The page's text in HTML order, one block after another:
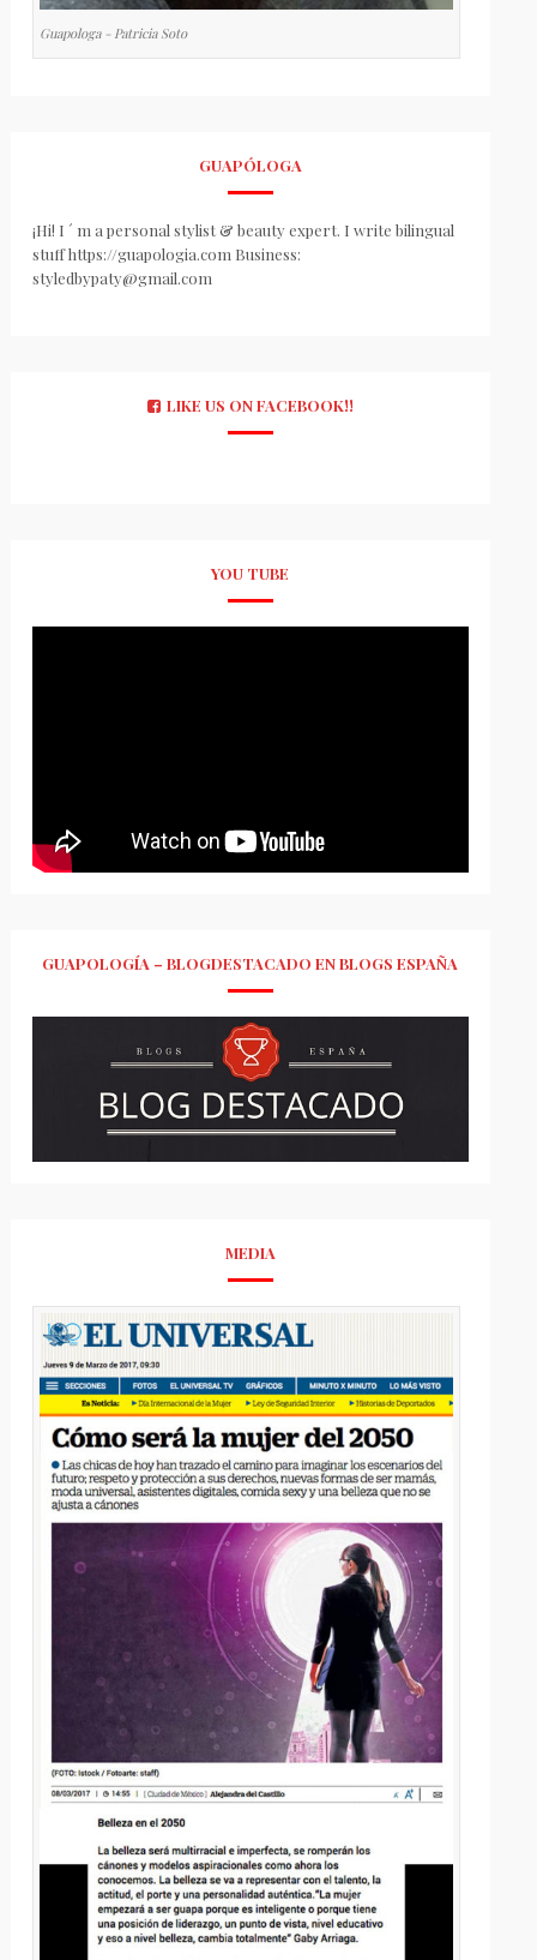
Guapologa - Patricia Soto
GUAPÓLOGA
¡Hi! I ´ m a personal stylist & beauty expert. I write bilingual
stuff https://guapologia.com Business:
styledbypaty@gmail.com
LIKE US ON FACEBOOK!!
YOU TUBE
GUAPOLOGÍA – BLOGDESTACADO EN BLOGS ESPAÑA
MEDIA